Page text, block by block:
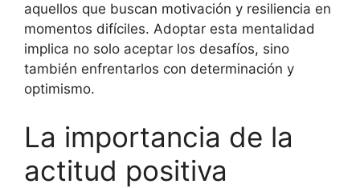
aquellos que buscan motivación y resiliencia en
momentos difíciles. Adoptar esta mentalidad
implica no solo aceptar los desafíos, sino
también enfrentarlos con determinación y
optimismo.
La importancia de la
actitud positiva